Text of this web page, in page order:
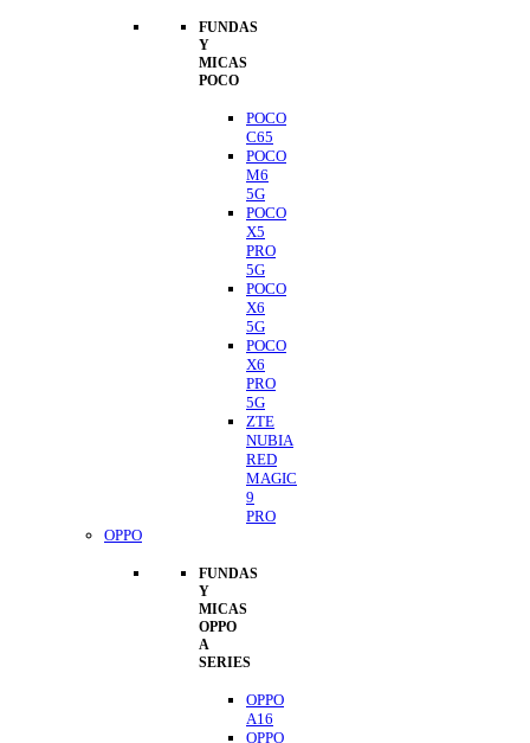
FUNDAS
Y
MICAS
POCO
POCO
C65
POCO
M6
5G
POCO
X5
PRO
5G
POCO
X6
5G
POCO
X6
PRO
5G
ZTE
NUBIA
RED
MAGIC
9
PRO
OPPO
FUNDAS
Y
MICAS
OPPO
A
SERIES
OPPO
A16
OPPO